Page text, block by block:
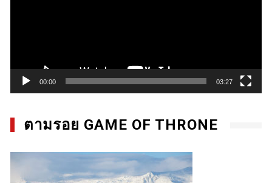
00:00 03:27
ตามรอย GAME OF THRONE